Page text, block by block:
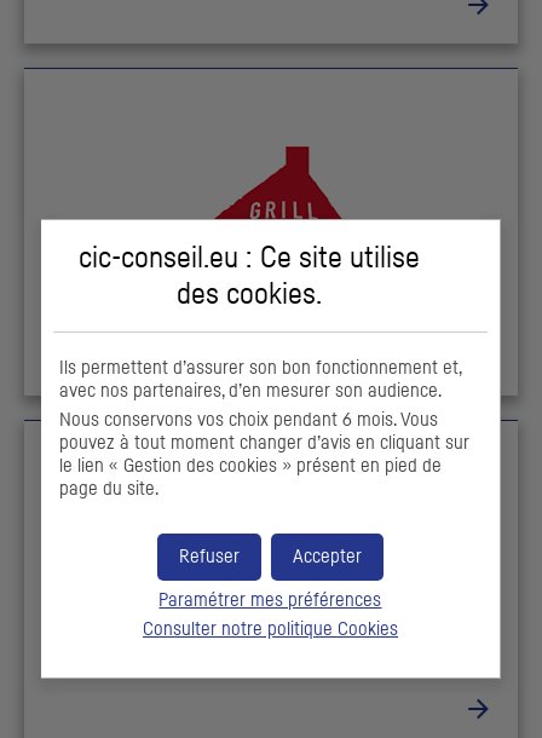
cic-conseil.eu : Ce site utilise
des cookies.
Ils permettent d’assurer son bon fonctionnement et,
avec nos partenaires, d’en mesurer son audience.
Nous conservons vos choix pendant 6 mois. Vous
pouvez à tout moment changer d’avis en cliquant sur
le lien « Gestion des cookies » présent en pied de
page du site.
Accepter
Refuser
Paramétrer mes préférences
Consulter notre politique Cookies